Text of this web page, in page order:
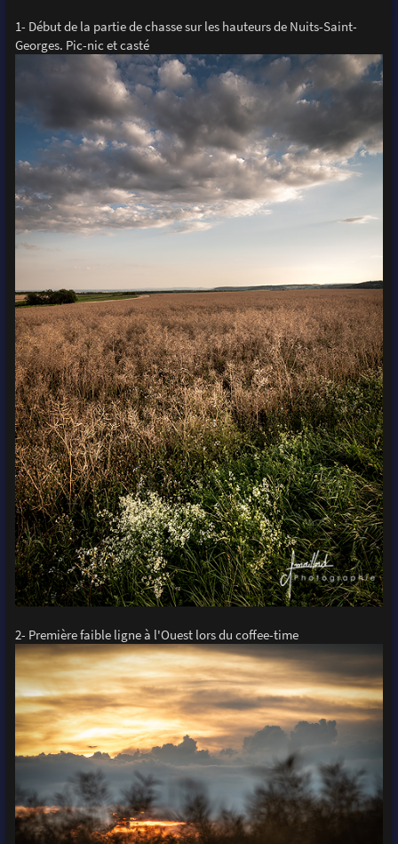
1- Début de la partie de chasse sur les hauteurs de Nuits-Saint-
Georges. Pic-nic et casté
2- Première faible ligne à l'Ouest lors du coffee-time